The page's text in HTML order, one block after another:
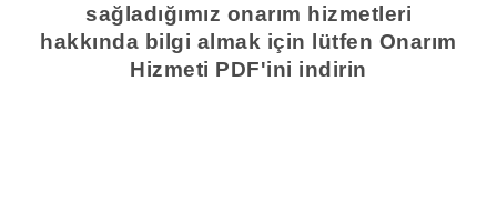
sağladığımız onarım hizmetleri
hakkında bilgi almak için lütfen Onarım
Hizmeti PDF'ini indirin